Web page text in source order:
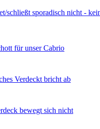
schließt sporadisch nicht -
für unser Cabrio
Verdeckt bricht ab
bewegt sich nicht